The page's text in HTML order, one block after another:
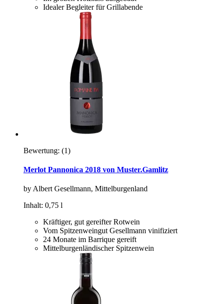
Idealer Begleiter für Grillabende
Bewertung: (1)
Merlot Pannonica 2018 von Muster.Gamlitz
by Albert Gesellmann, Mittelburgenland
Inhalt: 0,75 l
Kräftiger, gut gereifter Rotwein
Vom Spitzenweingut Gesellmann vinifiziert
24 Monate im Barrique gereift
Mittelburgenländischer Spitzenwein